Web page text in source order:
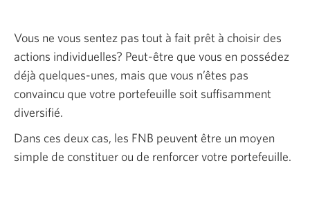
Vous ne vous sentez pas tout à fait prêt à choisir des
actions individuelles? Peut-être que vous en possédez
déjà quelques-unes, mais que vous n’êtes pas
convaincu que votre portefeuille soit suffisamment
diversifié.
Dans ces deux cas, les FNB peuvent être un moyen
simple de constituer ou de renforcer votre portefeuille.